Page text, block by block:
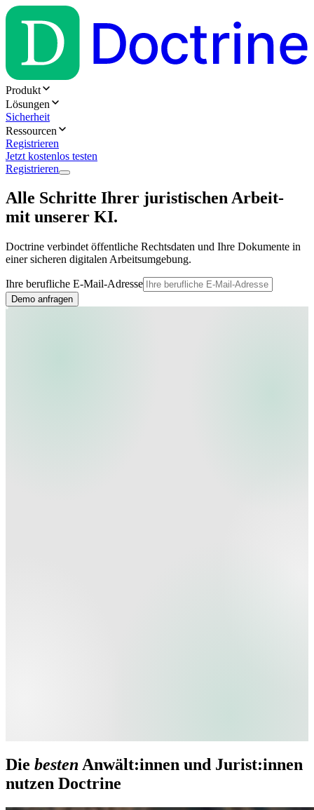
Produkt
Lösungen
Sicherheit
Ressourcen
Registrieren
Jetzt kostenlos testen
Registrieren
Alle Schritte Ihrer juristischen Arbeit-
mit unserer KI.
Doctrine verbindet öffentliche Rechtsdaten und Ihre Dokumente in
einer sicheren digitalen Arbeitsumgebung.
Ihre berufliche E-Mail-Adresse
Demo anfragen
Die besten Anwält:innen und Jurist:innen
nutzen Doctrine